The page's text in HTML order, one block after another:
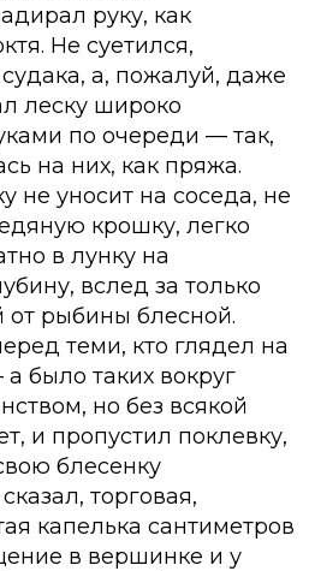
руку, как
Не суетился,
а, пожалуй, даже
леску широко
по очереди — так,
на них, как пряжа.
не уносит на соседа, не
крошку, легко
в лунку на
вслед за только
от рыбины блесной.
теми, кто глядел на
было таких вокруг
но без всякой
и пропустил поклевку,
блесенку
торговая,
капелька сантиметров
в вершинке и у